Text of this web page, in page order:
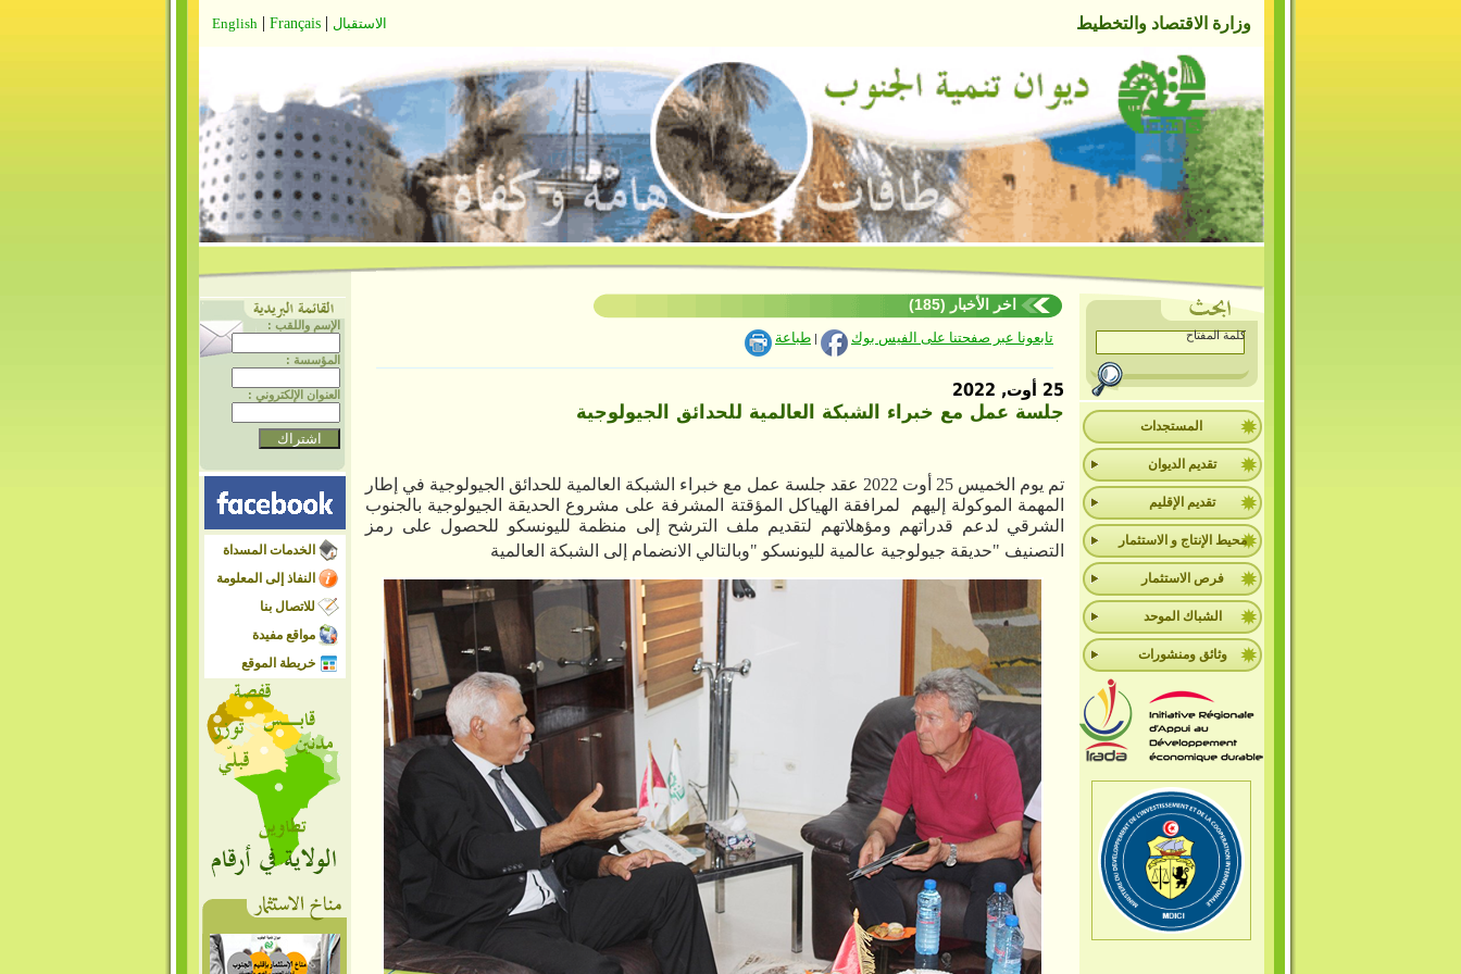
وزارة الاقتصاد والتخطيط الاستقبال |
English | Français
المستجدات
تقديم الديوان
تقديم الإقليم
محيط الإنتاج و الاستثمار
فرص الاستثمار
الشباك الموحد
وثائق ومنشورات
اخر الأخبار (185)
تابعونا عبر صفحتنا على الفيس بوك | طباعة
25 أوت, 2022
جلسة عمل مع خبراء الشبكة العالمية للحدائق الجيولوجية
تم يوم الخميس 25 أوت 2022 عقد جلسة عمل مع خبراء الشبكة العالمية للحدائق الجيولوجية في إطار
المهمة الموكولة إليهم
لمرافقة الهياكل المؤقتة المشرفة على مشروع الحديقة الجيولوجية بالجنوب
الشرقي لدعم
قدراتهم ومؤهلاتهم لتقديم ملف الترشح إلى منظمة لليونسكو للحصول على رمز
التصنيف "حديقة جيولوجية عالمية لليونسكو "وبالتالي الانضمام إلى الشبكة العالمية
الإسم واللقب :
المؤسسة :
العنوان الإلكتروني :
الخدمات المسداة
النفاذ إلى المعلومة
للاتصال بنا
مواقع مفيدة
خريطة الموقع